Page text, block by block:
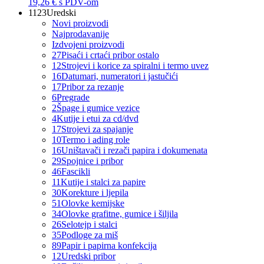
19,26 € s PDV-om
1123Uredski
Novi proizvodi
Najprodavanije
Izdvojeni proizvodi
27Pisaći i crtaći pribor ostalo
12Strojevi i korice za spiralni i termo uvez
16Datumari, numeratori i jastučići
17Pribor za rezanje
6Pregrade
2Špage i gumice vezice
4Kutije i etui za cd/dvd
17Strojevi za spajanje
10Termo i ading role
16Uništavači i rezači papira i dokumenata
29Spojnice i pribor
46Fascikli
11Kutije i stalci za papire
30Korekture i ljepila
51Olovke kemijske
34Olovke grafitne, gumice i šiljila
26Selotejp i stalci
35Podloge za miš
89Papir i papirna konfekcija
12Uredski pribor